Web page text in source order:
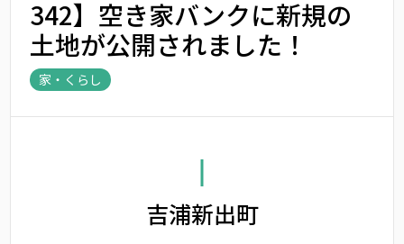
342】空き家バンクに新規の
土地が公開されました！
家・くらし
吉浦新出町